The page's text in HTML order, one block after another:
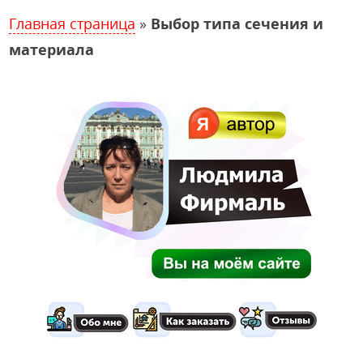
Главная страница » Выбор типа сечения и
материала